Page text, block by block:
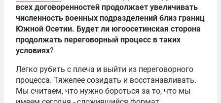
всех договоренностей продолжает увеличивать
численность военных подразделений близ границ
Южной Осетии. Будет ли югоосетинская сторона
продолжать переговорный процесс в таких
условиях?
Легко рубить с плеча и выйти из переговорного
процесса. Тяжелее созидать и восстанавливать.
Мы считаем, что нужно бороться за то, что мы